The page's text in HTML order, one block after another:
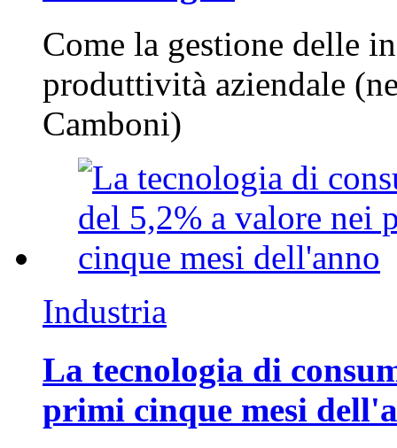
Come la gestione delle
produttività aziendale
Camboni)
Industria
La tecnologia di
primi cinque mesi